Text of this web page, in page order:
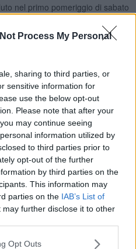
Process My Personal
sharing to third parties, or
sensitive information for
use the below opt-out
Please note that after your
may continue seeing
information utilized by
to third parties prior to
opt-out of the further
by third parties on the
This information may
parties on the IAB’s List of
may further disclose it to other
Opt Outs
nel primo pomeriggio di sabato
precedentiappena uscito di
a casa, si è ubriacato
senza motivo dei ragazzi, di
séli ha minacciati di morte e ha
averli picchiati, per poi tirare dei
mandandola in frantumi.
salone di bellezza “Charlotte”
esterna, danneggiando
di quanto stava accadendo,
sono intervenuti
agente della locale polizia
senza risultato, sono arrivati
e impedirgli di continuare